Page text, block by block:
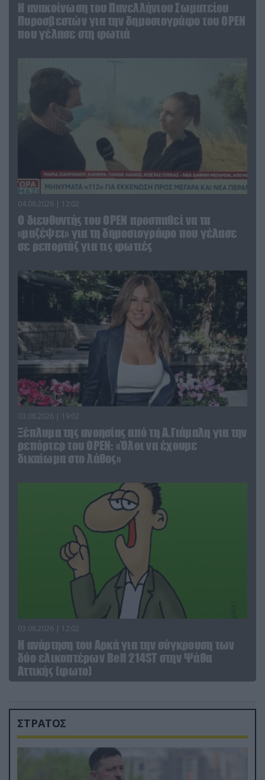
Η ανακοίνωση του Πανελλήνιου Σωματείου
Πυροσβεστών για την δημοσιογράφο του OPEN
που γέλασε στη φωτιά
04.08.2026 | 12:02
O διευθυντής του OPEN προσπαθεί να τα
«μαζέψει» για τη δημοσιογράφο που γέλασε
σε ρεπορτάζ για τις φωτιές
03.08.2026 | 19:02
Ξέπλυμα της ανοησίας από τη Α.Γιάμαλη για την
ρεπόρτερ του ΟΡΕΝ: «Όλοι να έχουμε
δικαίωμα στο λάθος»
03.08.2026 | 12:02
Η ανάρτηση του Αρκά για την σύγκρουση των
δύο ελικοπτέρων Bell 214ST στην Ψάθα
Αττικής (φωτο)
ΣΤΡΑΤΟΣ